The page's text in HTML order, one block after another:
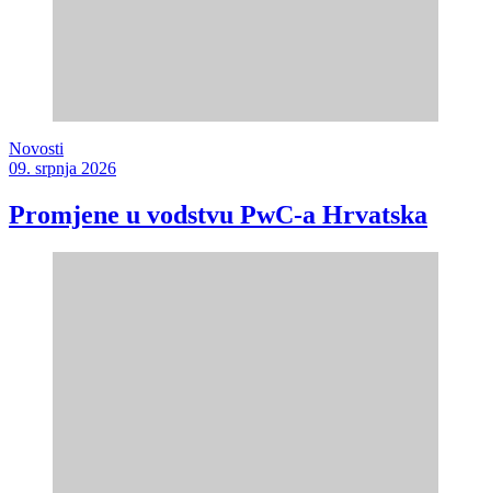
Novosti
09. srpnja 2026
Promjene u vodstvu PwC-a Hrvatska